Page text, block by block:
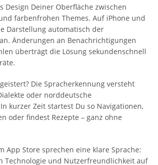
Design Deiner Oberfläche zwischen
farbenfrohen Themes. Auf iPhone und
Darstellung automatisch der
Änderungen an Benachrichtigungen
überträgt die Lösung sekundenschnell
Die Spracherkennung versteht
oder norddeutsche
kurzer Zeit startest Du so Navigationen,
oder findest Rezepte – ganz ohne
App Store sprechen eine klare Sprache:
Technologie und Nutzerfreundlichkeit auf